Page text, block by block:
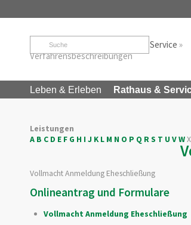
Startseite Service »
Verfahrensbeschreibungen
Leben & Erleben Rathaus &
Leistungen
A B C D E F G H I J K L M N O P Q RS T U VWX
Vollmacht Anmeldung Eheschließung
Onlineantrag und Formulare
Vollmacht Anmeldung Eheschließung